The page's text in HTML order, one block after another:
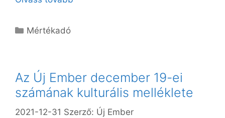
Kategória
Mértékadó
Az Új Ember december 19-ei
számának kulturális melléklete
2021-12-31 Szerző: Új Ember